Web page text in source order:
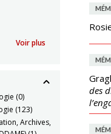
Voir plus
(0)
(123)
Archives,
des